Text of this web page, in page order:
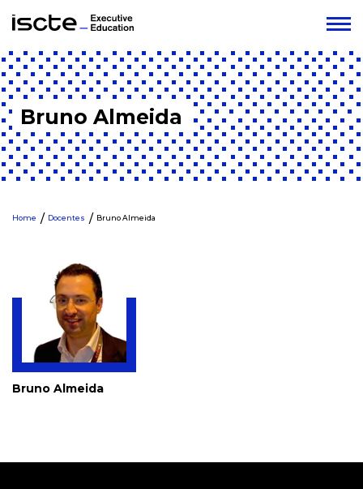
Bruno Almeida
Home Docentes Bruno Almeida
Bruno Almeida